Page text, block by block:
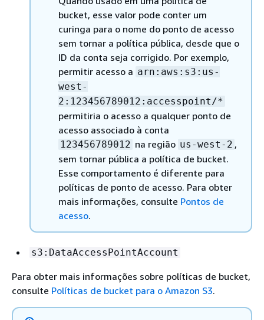
bucket, esse valor pode conter um
curinga para o nome do ponto de acesso
sem tornar a política pública, desde que o
ID da conta seja corrigido. Por exemplo,
permitir acesso a arn:aws:s3:us-
west-
2:123456789012:accesspoint/*
permitiria o acesso a qualquer ponto de
acesso associado à conta
123456789012 na região us-west-2 ,
sem tornar pública a política de bucket.
Esse comportamento é diferente para
políticas de ponto de acesso. Para obter
mais informações, consulte Pontos de
acesso.
s3:DataAccessPointAccount
Para obter mais informações sobre políticas de bucket,
consulte Políticas de bucket para o Amazon S3.